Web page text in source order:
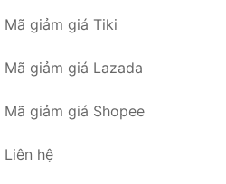
Mã giảm giá Tiki
Mã giảm giá Lazada
Mã giảm giá Shopee
Liên hệ